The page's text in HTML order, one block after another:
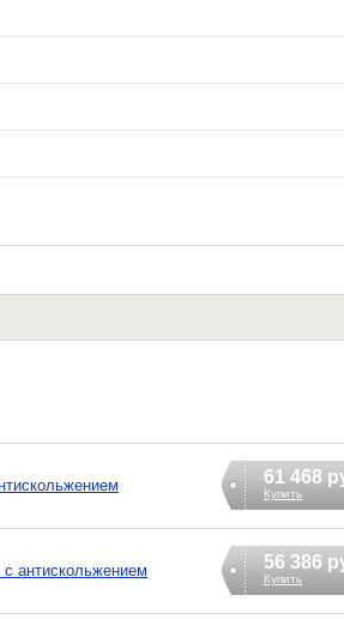
61 468
Купить
антискольжением 56 386
Купить